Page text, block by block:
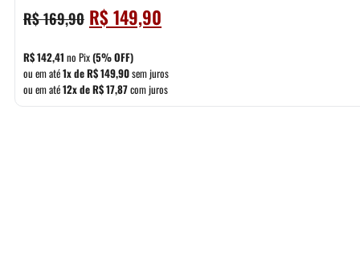
R$169,90 O
preço
original
era:
R$ 169,90.
R$149,90
preço
é:
R$ 149,90.
R$142,41 no Pix(5% OFF)
ou em até1x deR$149,90sem juros
ou em até12x deR$17,87com juros